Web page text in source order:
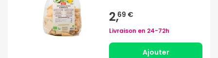
2,69 €
Livraison en 24-72h
Ajouter